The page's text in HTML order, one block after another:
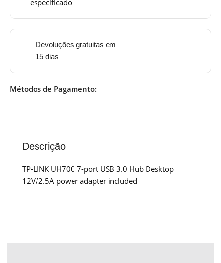
especificado
Devoluções gratuitas em
15 dias
Métodos de Pagamento:
Descrição
TP-LINK UH700 7-port USB 3.0 Hub Desktop
12V/2.5A power adapter included